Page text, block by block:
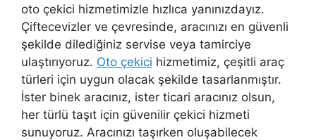
oto çekici hizmetimizle hızlıca yanınızdayız.
Çiftecevizler ve çevresinde, aracınızı en güvenli
şekilde dilediğiniz servise veya tamirciye
ulaştırıyoruz. Oto çekici hizmetimiz, çeşitli araç
türleri için uygun olacak şekilde tasarlanmıştır.
İster binek aracınız, ister ticari aracınız olsun,
her türlü taşıt için güvenilir çekici hizmeti
sunuyoruz. Aracınızı taşırken oluşabilecek